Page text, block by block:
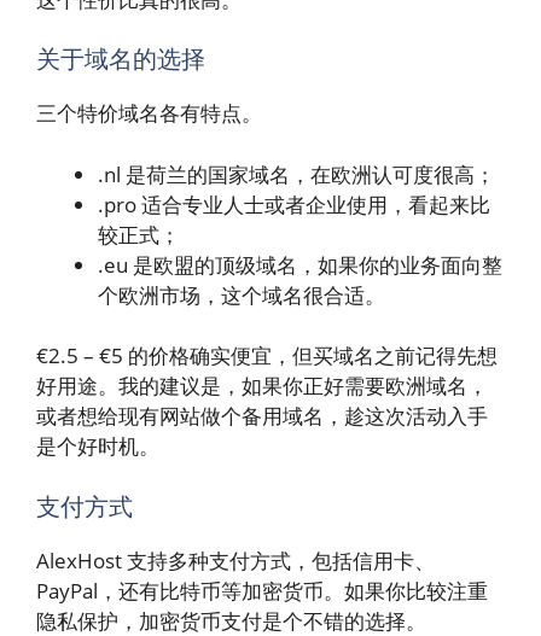
关于域名的选择
三个特价域名各有特点。
.nl 是荷兰的国家域名，在欧洲认可度很高；
.pro 适合专业人士或者企业使用，看起来比
较正式；
.eu 是欧盟的顶级域名，如果你的业务面向整
个欧洲市场，这个域名很合适。
€2.5 – €5 的价格确实便宜，但买域名之前记得先想
好用途。我的建议是，如果你正好需要欧洲域名，
或者想给现有网站做个备用域名，趁这次活动入手
是个好时机。
支付方式
AlexHost 支持多种支付方式，包括信用卡、
PayPal，还有比特币等加密货币。如果你比较注重
隐私保护，加密货币支付是个不错的选择。